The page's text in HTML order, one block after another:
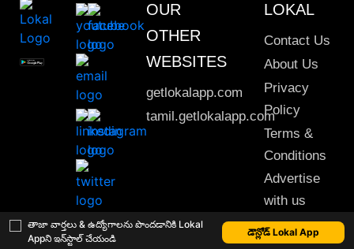
తాజా వార్తలు & ఉద్యోగాలను పొందడానికి Lokal
Appని ఇన్‌స్టాల్ చేయండి
డౌన్లోడ్ Lokal App
OUR
OTHER
WEBSITES
getlokalapp.com
tamil.getlokalapp.com
LOKAL
Contact Us
About Us
Privacy
Policy
Terms &
Conditions
Advertise
with us
Sitemap
This material may not be published, transmitted, rewritten or redistributed. © 2020 Lokal App. All rights reserved.